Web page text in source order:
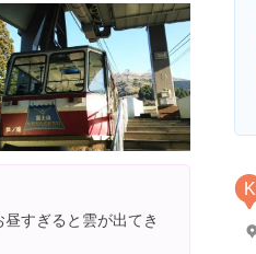
すぎると雲が出てき
K